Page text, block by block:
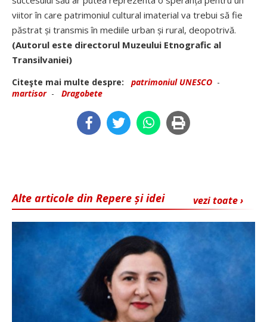
viitor în care patrimoniul cultural imaterial va trebui să fie
păstrat și transmis în mediile urban și rural, deopotrivă.
(Autorul este directorul Muzeului Etnografic al
Transilvaniei)
Citeşte mai multe despre: patrimoniul UNESCO -
martisor- Dragobete
vezi toate ›
Alte articole din Repere și idei